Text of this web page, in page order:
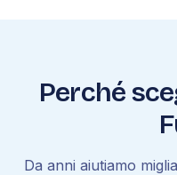
Perché
Da anni aiutiamo